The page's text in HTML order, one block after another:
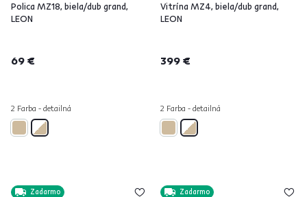
Polica MZ18, biela/dub grand,
LEON
69 €
2 Farba - detailná
Vitrína MZ4, biela/dub grand,
LEON
399 €
2 Farba - detailná
Zadarmo Zadarmo